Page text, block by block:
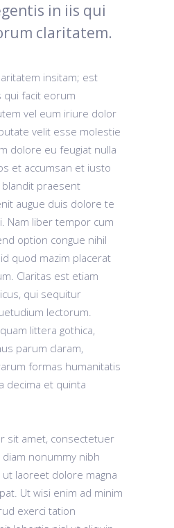
in iis qui
claritatem.
insitam; est
qui facit eorum
vel eum iriure dolor
velit esse molestie
dolore eu feugiat nulla
et accumsan et iusto
praesent
augue duis dolore te
Nam liber tempor cum
option congue nihil
quod mazim placerat
Claritas est etiam
qui sequitur
lectorum.
littera gothica,
parum claram,
formas humanitatis
decima et quinta
sit amet, consectetuer
diam nonummy nibh
laoreet dolore magna
Ut wisi enim ad minim
exerci tation